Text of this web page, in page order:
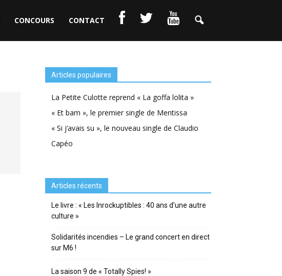
CONCOURS CONTACT
Articles populaires
La Petite Culotte reprend « La goffa lolita »
« Et bam », le premier single de Mentissa
« Si j’avais su », le nouveau single de Claudio
Capéo
Articles récents
Le livre : « Les Inrockuptibles : 40 ans d’une autre
culture »
Solidarités incendies – Le grand concert en direct
sur M6 !
La saison 9 de « Totally Spies! »